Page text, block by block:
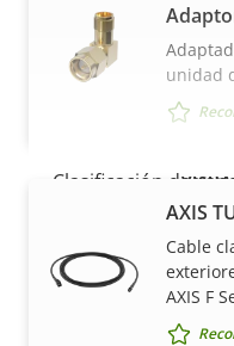
Preparada para
Clasificación IP
Clasificación de
Entrada del cable
Diseñado para
unidad
AXIS
Cable
AXIS F
MOSTRAR